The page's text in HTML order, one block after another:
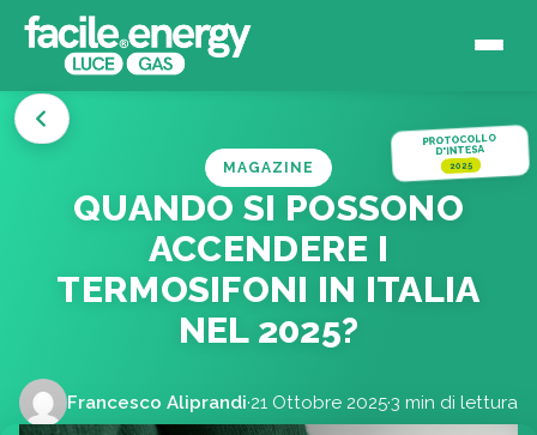
PROTOCOLLO
D'INTESA
2025
MAGAZINE
QUANDO SI POSSONO
ACCENDERE I
TERMOSIFONI IN ITALIA
NEL 2025?
Francesco Aliprandi·21 Ottobre 2025·3 min di lettura